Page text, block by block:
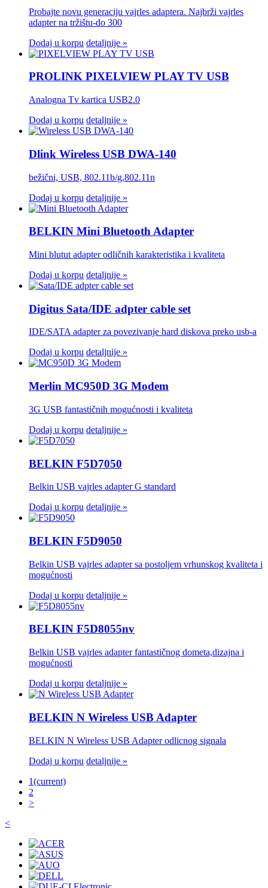
Probajte novu generaciju vajrles adaptera. Najbrži vajrles
adapter na tržištu-do 300
Dodaj u korpu detaljnije »
PROLINK PIXELVIEW PLAY TV USB
Analogna Tv kartica USB2.0
Dodaj u korpu detaljnije »
Dlink Wireless USB DWA-140
bežični, USB, 802.11b/g,802.11n
Dodaj u korpu detaljnije »
BELKIN Mini Bluetooth Adapter
Mini blutut adapter odličnih karakteristika i kvaliteta
Dodaj u korpu detaljnije »
Digitus Sata/IDE adpter cable set
IDE/SATA adapter za povezivanje hard diskova preko usb-a
Dodaj u korpu detaljnije »
Merlin MC950D 3G Modem
3G USB fantastičnih mogućnosti i kvaliteta
Dodaj u korpu detaljnije »
BELKIN F5D7050
Belkin USB vajrles adapter G standard
Dodaj u korpu detaljnije »
BELKIN F5D9050
Belkin USB vajrles adapter sa postoljem vrhunskog kvaliteta i
mogućnosti
Dodaj u korpu detaljnije »
BELKIN F5D8055nv
Belkin USB vajrles adapter fantastičnog dometa,dizajna i
mogućnosti
Dodaj u korpu detaljnije »
BELKIN N Wireless USB Adapter
BELKIN N Wireless USB Adapter odlicnog signala
Dodaj u korpu detaljnije »
1(current)
2
>
<